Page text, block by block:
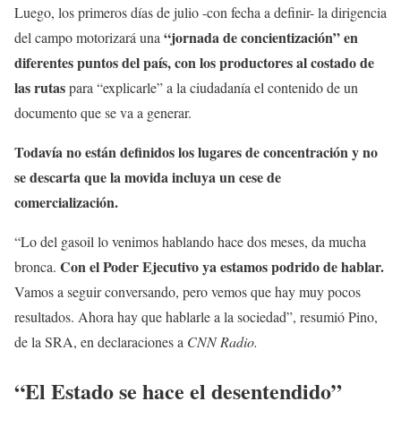
Luego, los primeros días de julio -con fecha a definir- la dirigencia
del campo motorizará una “jornada de concientización” en
diferentes puntos del país, con los productores al costado de
las rutaspara “explicarle” a la ciudadanía el contenido de un
documento que se va a generar.
Todavía no están definidos los lugares de concentración y no
se descarta que la movida incluya un cese de
comercialización.
“Lo del gasoil lo venimos hablando hace dos meses, da mucha
bronca. Con el Poder Ejecutivo ya estamos podrido de hablar.
Vamos a seguir conversando, pero vemos que hay muy pocos
resultados. Ahora hay que hablarle a la sociedad”, resumió Pino,
de la SRA, en declaraciones a CNN Radio.
“El Estado se hace el desentendido”